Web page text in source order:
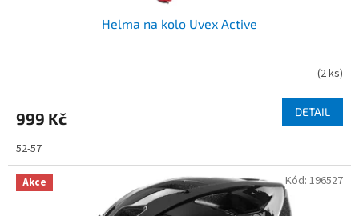
Helma na kolo Uvex Active
(2 ks)
999 Kč DETAIL
52-57
Akce Kód: 196527